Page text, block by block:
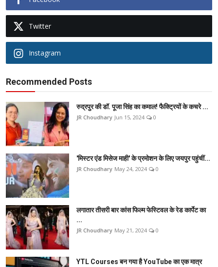
Twitter
Instagram
Recommended Posts
रुद्रपुर की डॉ. पूजा सिंह का कमाल! फैक्ट्रियों के कचरे ...
JR Choudhary Jun 15, 2024 0
'मिस्टर एंड मिसेज माही' के प्रमोशन के लिए जयपुर पहुंचीं...
JR Choudhary May 24, 2024 0
लगातार तीसरी बार कांस फिल्म फेस्टिवल के रेड कार्पेट का
...
JR Choudhary May 21, 2024 0
YTL Courses बन गया है YouTube का एक मात्र